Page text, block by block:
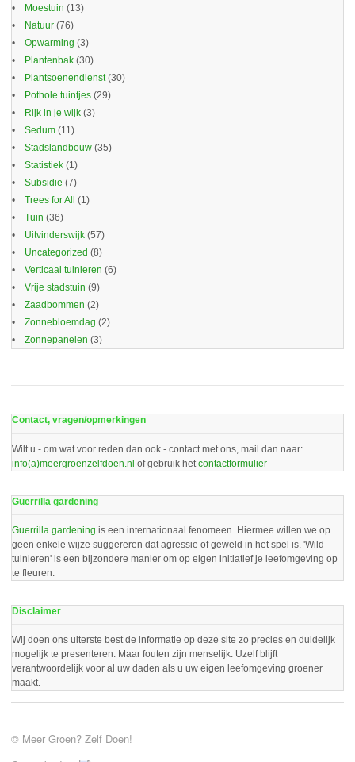
Moestuin (13)
Natuur (76)
Opwarming (3)
Plantenbak (30)
Plantsoenendienst(30)
Pothole tuintjes (29)
Rijk in je wijk (3)
Sedum (11)
Stadslandbouw (35)
Statistiek (1)
Subsidie (7)
Trees for All
(1)
Tuin (36)
Uitvinderswijk (57)
Uncategorized (8)
Verticaal tuinieren (6)
Vrije stadstuin (9)
Zaadbommen (2)
Zonnebloemdag (2)
Zonnepanelen (3)
Contact, vragen/opmerkingen
Wilt u - om wat voor reden dan ook - contact met ons, mail dan naar:
info(a)meergroenzelfdoen.nl of gebruik het contactformulier
Guerrilla gardening
Guerrilla gardening is een internationaal fenomeen. Hiermee willen we op
geen enkele wijze suggereren dat agressie of geweld in het spel is. 'Wild
tuinieren' is een bijzondere manier om op eigen initiatief je leefomgeving op
te fleuren.
Disclaimer
Wij doen ons uiterste best de informatie op deze site zo precies en duidelijk
mogelijk te presenteren. Maar fouten zijn menselijk. Uzelf blijft
verantwoordelijk voor al uw daden als u uw eigen leefomgeving groener
maakt.
© Meer Groen? Zelf Doen!